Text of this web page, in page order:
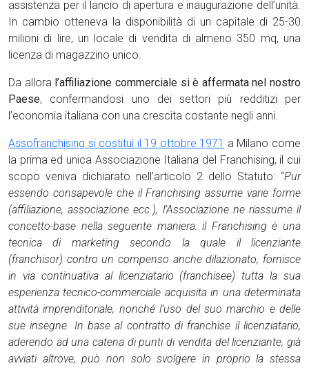
assistenza per il lancio di apertura e inaugurazione dell’unità.
In cambio otteneva la disponibilità di un capitale di 25-30
milioni di lire, un locale di vendita di almeno 350 mq, una
licenza di magazzino unico.
Da alloral’affiliazione commerciale si è affermata nel nostro
Paese, confermandosi uno dei settori più redditizi per
l’economia italiana con una crescita costante negli anni.
Assofranchising si costituì il 19 ottobre 1971 a Milano come
la prima ed unica Associazione Italiana del Franchising, il cui
scopo veniva dichiarato nell’articolo 2 dello Statuto: “Pur
essendo consapevole che il Franchising assume varie forme
(affiliazione, associazione ecc.), l’Associazione ne riassume il
concetto-base nella seguente maniera: il Franchising è una
tecnica di marketing secondo la quale il licenziante
(franchisor) contro un compenso anche dilazionato, fornisce
in via continuativa al licenziatario (franchisee) tutta la sua
esperienza tecnico-commerciale acquisita in una determinata
attività imprenditoriale, nonché l’uso del suo marchio e delle
sue insegne. In base al contratto di franchise il licenziatario,
aderendo ad una catena di punti di vendita del licenziante, già
avviati altrove, può non solo svolgere in proprio la stessa